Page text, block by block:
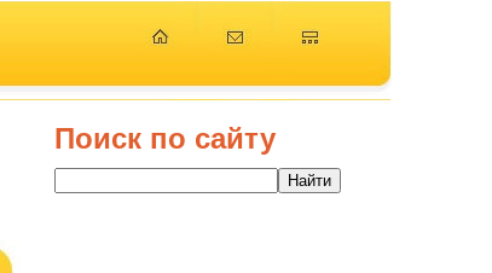
Поиск по сайту